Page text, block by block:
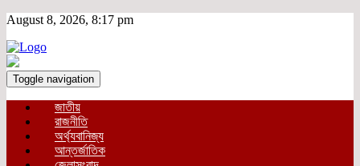
August 8, 2026, 8:17 pm
Toggle navigation
জাতীয়
রাজনীতি
অর্থ্যবানিজ্য
আন্তর্জাতিক